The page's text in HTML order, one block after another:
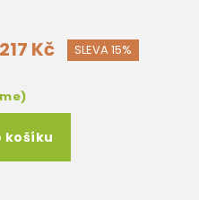
217 Kč SLEVA 15%
košíku